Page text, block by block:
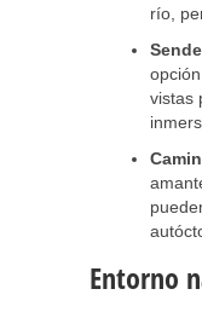
río,
vistas
Entorno